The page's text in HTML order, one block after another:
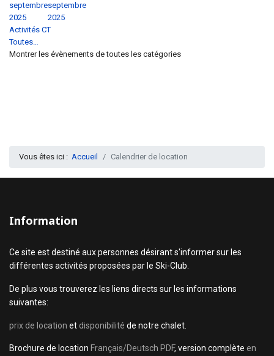
septembre
2025
septembre
2025
Activités CT
Toutes…
Montrer les évènements de toutes les catégories
Vous êtes ici : Accueil Calendrier de location
Information
Ce site est destiné aux personnes désirant s'informer sur les
différentes activités proposées par le Ski-Club.
De plus vous trouverez les liens directs sur les informations
suivantes:
prix de location et disponibilité de notre chalet.
Brochure de location Français/Deutsch PDF, version complète en